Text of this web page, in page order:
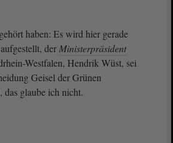
haben: Es wird hier gerade
der Ministerpräsident
Westfalen, Hendrik Wüst, sei
Geisel der Grünen
das glaube ich nicht.